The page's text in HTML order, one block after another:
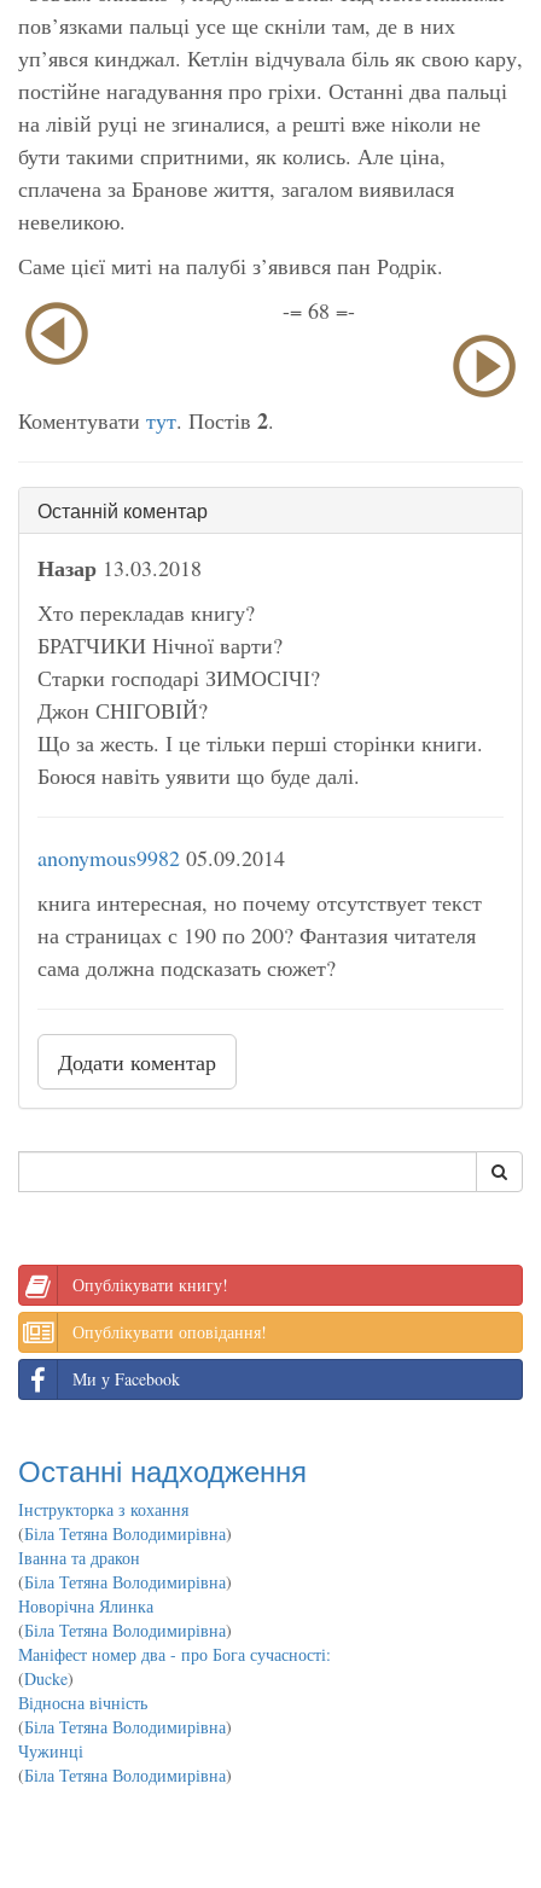
пов’язками пальці усе ще скніли там, де в них
уп’явся кинджал. Кетлін відчувала біль як свою кару,
постійне нагадування про гріхи. Останні два пальці
на лівій руці не згиналися, а решті вже ніколи не
бути такими спритними, як колись. Але ціна,
сплачена за Бранове життя, загалом виявилася
невеликою.
Саме цієї миті на палубі з’явився пан Родрік.
-= 68 =-
Коментувати тут. Постів 2.
Останній коментар
Назар 13.03.2018
Хто перекладав книгу?
БРАТЧИКИ Нічної варти?
Старки господарі ЗИМОСІЧІ?
Джон СНІГОВІЙ?
Що за жесть. І це тільки перші сторінки книги.
Боюся навіть уявити що буде далі.
anonymous9982 05.09.2014
книга интересная, но почему отсутствует текст
на страницах с 190 по 200? Фантазия читателя
сама должна подсказать сюжет?
Додати коментар
Опублікувати книгу!
Опублікувати оповідання!
Ми у Facebook
Останні надходження
Інструкторка з кохання
(Біла Тетяна Володимирівна)
Іванна та дракон
(Біла Тетяна Володимирівна)
Новорічна Ялинка
(Біла Тетяна Володимирівна)
Маніфест номер два - про Бога сучасності:
(Ducke)
Відносна вічність
(Біла Тетяна Володимирівна)
Чужинці
(Біла Тетяна Володимирівна)